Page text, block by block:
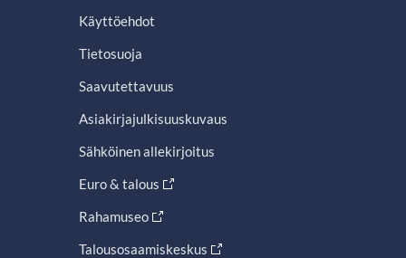
Käyttöehdot
Tietosuoja
Saavutettavuus
Asiakirjajulkisuuskuvaus
Sähköinen allekirjoitus
Euro & talous
Rahamuseo
Talousosaamiskeskus